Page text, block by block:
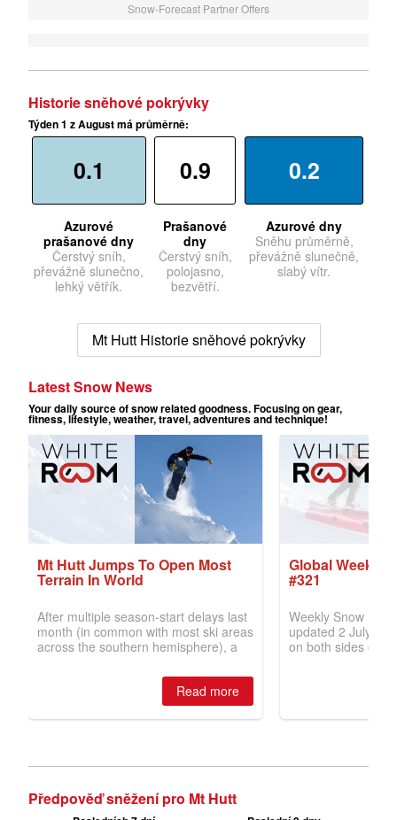
Snow-Forecast Partner Offers
Historie sněhové pokrývky
Týden 1 z August má průměrně:
0.1
Azurové
prašanové dny
Čerstvý sníh,
převážně slunečno,
lehký větřík.
0.9
Prašanové
dny
Čerstvý sníh,
polojasno,
bezvětří.
0.2
Azurové dny
Sněhu průměrně,
převážně slunečně,
slabý vítr.
Mt Hutt Historie sněhové pokrývky
Předpověď sněžení pro Mt Hutt